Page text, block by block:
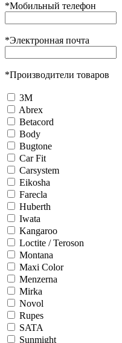
*Мобильный телефон
*Электронная почта
*Производители товаров
3М
Abrex
Betacord
Body
Bugtone
Car Fit
Carsystem
Eikosha
Farecla
Huberth
Iwata
Kangaroo
Loctite / Teroson
Montana
Maxi Color
Menzerna
Mirka
Novol
Rupes
SATA
Sunmight